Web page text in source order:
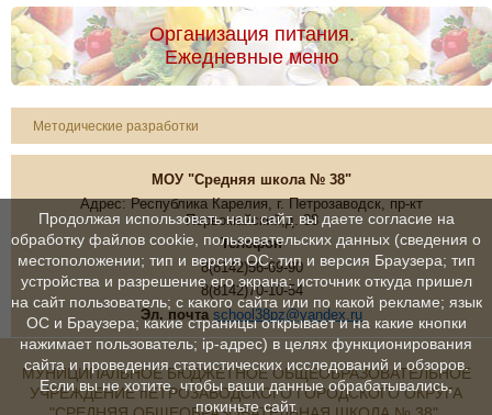
Организация питания.
Ежедневные меню
Методические разработки
МОУ "Средняя школа № 38"
Адрес: Республика Карелия, г. Петрозаводск, пр-кт
Первомайский,д. 38
Телефон
8(8142)56-69-90
8(8142)70-10-54
Эл. почта school38pz@yandex.ru
МУНИЦИПАЛЬНОЕ БЮДЖЕТНОЕ ОБЩЕОБРАЗОВАТЕЛЬНОЕ
УЧРЕЖДЕНИЕ пЕТРОЗАВОДСКОГО ГОРОДСКОГО ОКРУГА
Продолжая использовать наш сайт, вы даете согласие на
обработку файлов cookie, пользовательских данных (сведения о
местоположении; тип и версия ОС; тип и версия Браузера; тип
устройства и разрешение его экрана; источник откуда пришел
на сайт пользователь; с какого сайта или по какой рекламе; язык
ОС и Браузера; какие страницы открывает и на какие кнопки
нажимает пользователь; ip-адрес) в целях функционирования
сайта и проведения статистических исследований и обзоров.
Если вы не хотите, чтобы ваши данные обрабатывались,
покиньте сайт.